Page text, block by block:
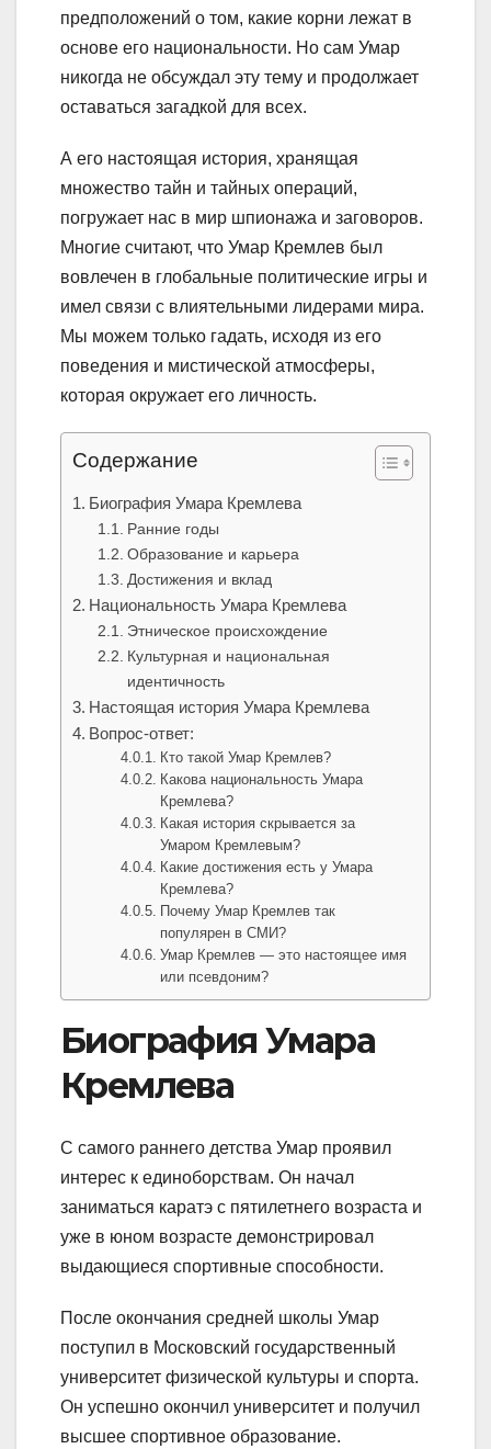
предположений о том, какие корни лежат в
основе его национальности. Но сам Умар
никогда не обсуждал эту тему и продолжает
оставаться загадкой для всех.
А его настоящая история, хранящая
множество тайн и тайных операций,
погружает нас в мир шпионажа и заговоров.
Многие считают, что Умар Кремлев был
вовлечен в глобальные политические игры и
имел связи с влиятельными лидерами мира.
Мы можем только гадать, исходя из его
поведения и мистической атмосферы,
которая окружает его личность.
Содержание
Биография Умара Кремлева
Ранние годы
Образование и карьера
Достижения и вклад
Национальность Умара Кремлева
Этническое происхождение
Культурная и национальная
идентичность
Настоящая история Умара Кремлева
Вопрос-ответ:
Кто такой Умар Кремлев?
Какова национальность Умара
Кремлева?
Какая история скрывается за
Умаром Кремлевым?
Какие достижения есть у Умара
Кремлева?
Почему Умар Кремлев так
популярен в СМИ?
Умар Кремлев — это настоящее имя
или псевдоним?
Биография Умара
Кремлева
С самого раннего детства Умар проявил
интерес к единоборствам. Он начал
заниматься каратэ с пятилетнего возраста и
уже в юном возрасте демонстрировал
выдающиеся спортивные способности.
После окончания средней школы Умар
поступил в Московский государственный
университет физической культуры и спорта.
Он успешно окончил университет и получил
высшее спортивное образование.